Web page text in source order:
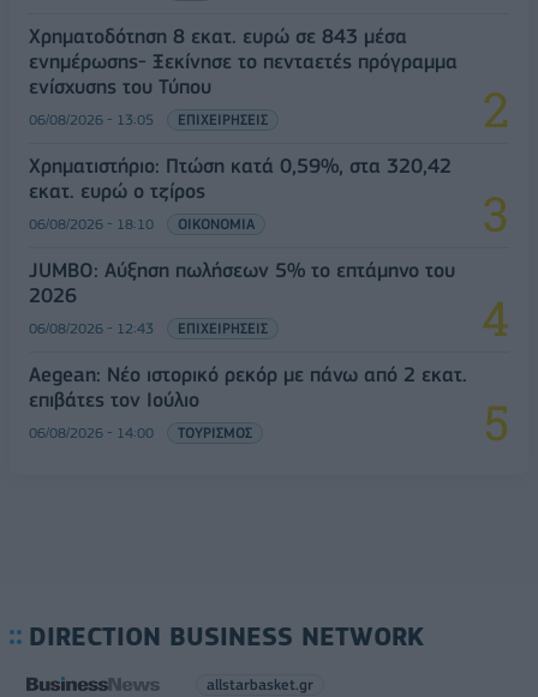
Χρηματοδότηση 8 εκατ. ευρώ σε 843 μέσα
ενημέρωσης- Ξεκίνησε το πενταετές πρόγραμμα
ενίσχυσης του Τύπου
06/08/2026 - 13:05 ΕΠΙΧΕΙΡΗΣΕΙΣ
Χρηματιστήριο: Πτώση κατά 0,59%, στα 320,42
εκατ. ευρώ ο τζίρος
06/08/2026 - 18:10 ΟΙΚΟΝΟΜΙΑ
JUMBO: Αύξηση πωλήσεων 5% το επτάμηνο του
2026
06/08/2026 - 12:43 ΕΠΙΧΕΙΡΗΣΕΙΣ
Aegean: Νέο ιστορικό ρεκόρ με πάνω από 2 εκατ.
επιβάτες τον Ιούλιο
06/08/2026 - 14:00 ΤΟΥΡΙΣΜΟΣ
DIRECTION BUSINESS NETWORK
allstarbasket.gr